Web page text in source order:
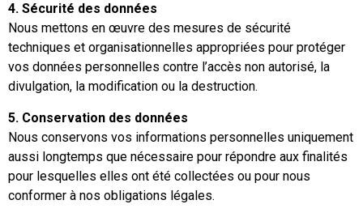
4. Sécurité des données
Nous mettons en œuvre des mesures de sécurité
techniques et organisationnelles appropriées pour protéger
vos données personnelles contre l’accès non autorisé, la
divulgation, la modification ou la destruction.
5. Conservation des données
Nous conservons vos informations personnelles uniquement
aussi longtemps que nécessaire pour répondre aux finalités
pour lesquelles elles ont été collectées ou pour nous
conformer à nos obligations légales.